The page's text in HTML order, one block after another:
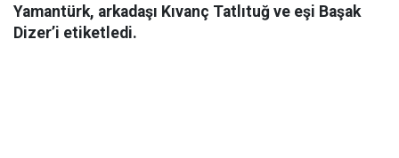
Yamantürk, arkadaşı Kıvanç Tatlıtuğ ve eşi Başak
Dizer’i etiketledi.